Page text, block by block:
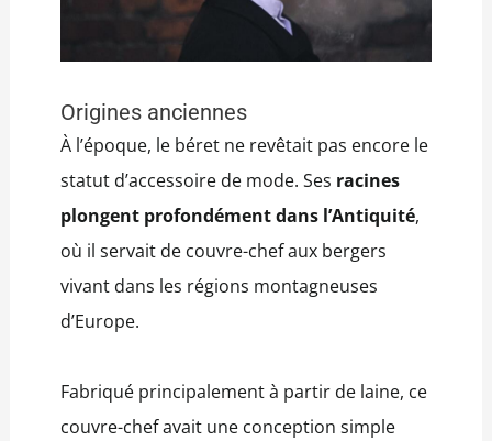
Origines anciennes
À l’époque, le béret ne revêtait pas encore le
statut d’accessoire de mode. Ses racines
plongent profondément dans l’Antiquité,
où il servait de couvre-chef aux bergers
vivant dans les régions montagneuses
d’Europe.
Fabriqué principalement à partir de laine, ce
couvre-chef avait une conception simple